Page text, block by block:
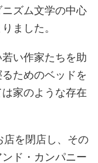
ズム文学の中心
ました。
い作家たちを助
ためのベッドを
家のような存在
店を閉店し、その
ド・カンパニー